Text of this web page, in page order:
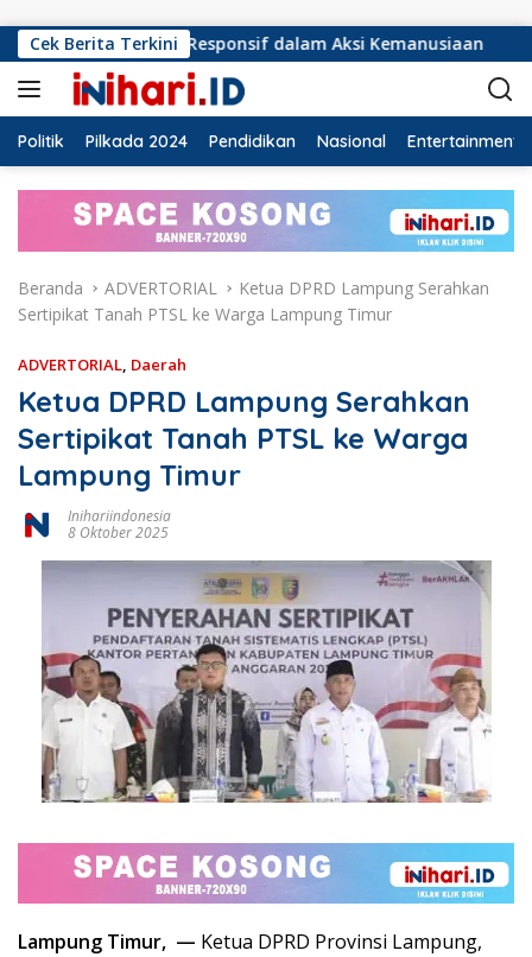
Cek Berita Terkini
Responsif dalam Aksi Kemanusiaan Ormas Laskar
Politik Pilkada 2024 Pendidikan Nasional Entertainment
Beranda ADVERTORIAL
Ketua DPRD Lampung Serahkan
Sertipikat Tanah PTSL ke Warga Lampung Timur
ADVERTORIAL, Daerah
Ketua DPRD Lampung Serahkan
Sertipikat Tanah PTSL ke Warga
Lampung Timur
Inihariindonesia
8 Oktober 2025
Lampung Timur, — Ketua DPRD Provinsi Lampung,